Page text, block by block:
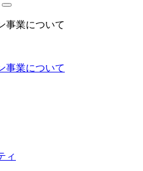
事業について
事業について
ィ